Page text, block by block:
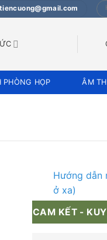
PHÒNG HỌP ÂM
Hướng dẫn
ở xa)
CAM KẾT -